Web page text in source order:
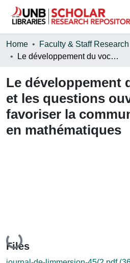
Communities & Collections
Statistics
About
Home Faculty & Staff Research
Le développement du vocabulaire et les questions ouvertes pour favoriser la communication orale en mathématiques
Le développement
et les questions
favoriser la
en mathématiques
Loading...
Files